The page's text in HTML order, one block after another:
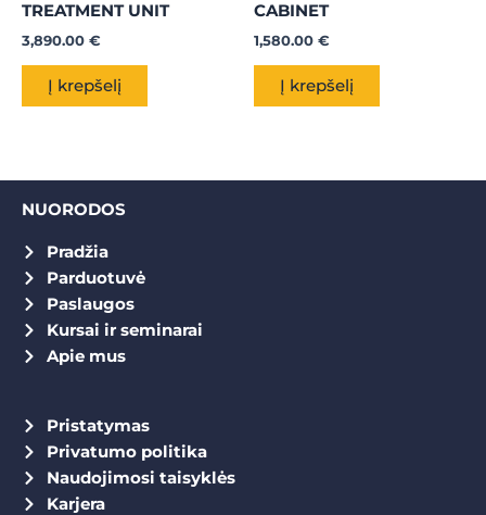
TREATMENT UNIT
3,890.00 €
Į krepšelį
CABINET
1,580.00 €
Į krepšelį
NUORODOS
Pradžia
Parduotuvė
Paslaugos
Kursai ir seminarai
Apie mus
Pristatymas
Privatumo politika
Naudojimosi taisyklės
Karjera